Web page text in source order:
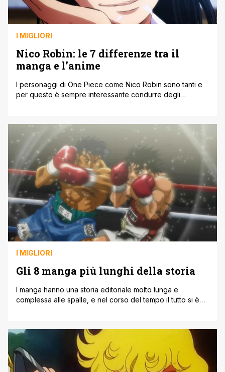
I MIGLIORI
Nico Robin: le 7 differenze tra il
manga e l’anime
I personaggi di One Piece come Nico Robin sono tanti e
per questo è sempre interessante condurre degli
momento l'equipaggio è composto da dieci pirati e quelli
storici sono, escludendo il capitano, Zoro, Nami e Usopp.
Subito dopo [']
I MIGLIORI
Gli 8 manga più lunghi della storia
I manga hanno una storia editoriale molto lunga e
complessa alle spalle, e nel corso del tempo il tutto si è
tempo, e senza dar peso a nessuno continuano verso la
loro avventura, regalando sempre [']